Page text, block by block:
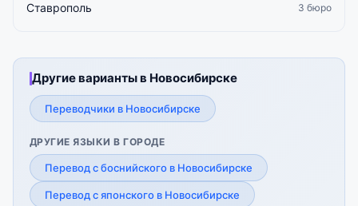
Ставрополь 3 бюро
Другие варианты в Новосибирске
Переводчики в Новосибирске
ДРУГИЕ ЯЗЫКИ В ГОРОДЕ
Перевод с боснийского в Новосибирске
Перевод с японского в Новосибирске